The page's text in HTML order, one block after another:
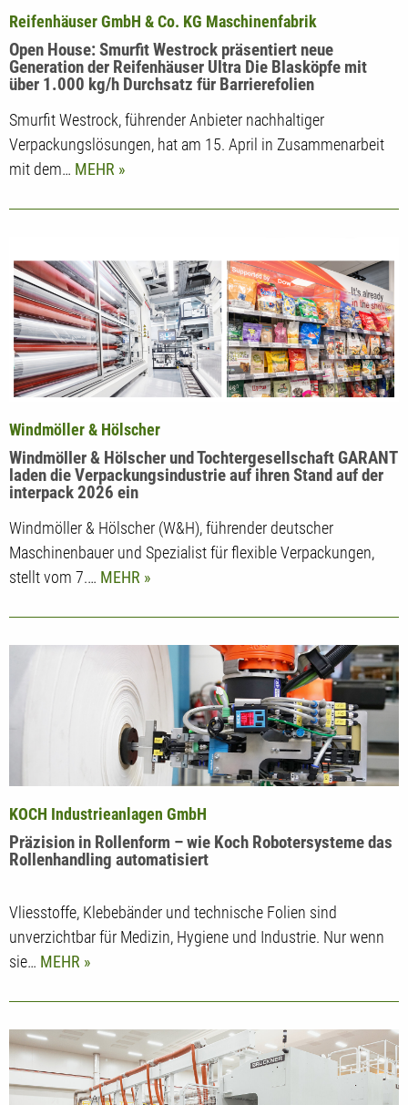
Open House: Smurfit Westrock präsentiert neue
Generation der Reifenhäuser Ultra Die Blasköpfe mit
über 1.000 kg/h Durchsatz für Barrierefolien
Reifenhäuser GmbH & Co. KG Maschinenfabrik
Smurfit Westrock, führender Anbieter nachhaltiger
Verpackungslösungen, hat am 15. April in Zusammenarbeit
mit dem… MEHR
Windmöller & Hölscher und Tochtergesellschaft GARANT
laden die Verpackungsindustrie auf ihren Stand auf der
interpack 2026 ein
Windmöller & Hölscher
Windmöller & Hölscher (W&H), führender deutscher
Maschinenbauer und Spezialist für flexible Verpackungen,
stellt vom 7.… MEHR
Präzision in Rollenform – wie Koch Robotersysteme das
Rollenhandling automatisiert
KOCH Industrieanlagen GmbH
Vliesstoffe, Klebebänder und technische Folien sind
unverzichtbar für Medizin, Hygiene und Industrie. Nur wenn
sie… MEHR